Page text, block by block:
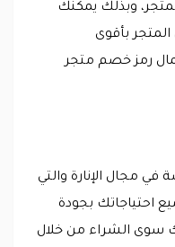
وبذلك يمكنك
بأقوى
رمز خصم متجر
مجال الإنارة والتي
احتياجاتك بجودة
سوى الشراء من خلال